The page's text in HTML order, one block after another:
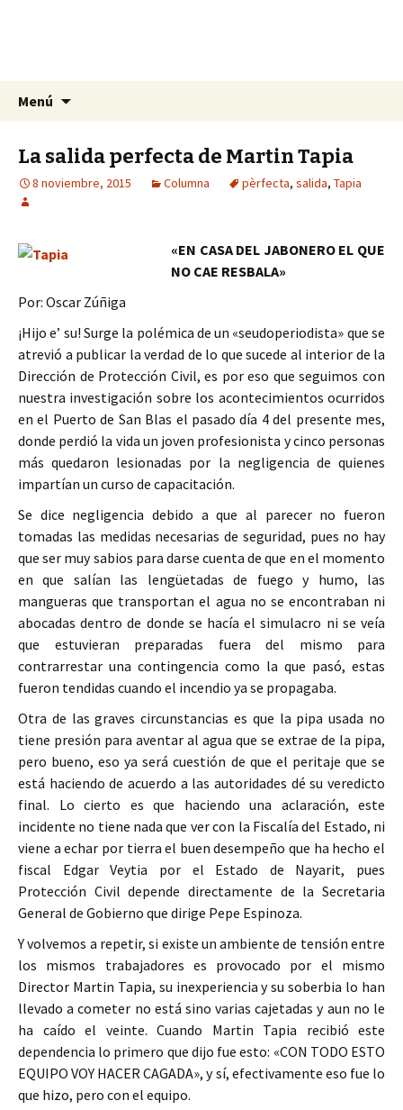
La Yunta de Tepic
La nueva opción en información
Menú
La salida perfecta de Martin Tapia
8 noviembre, 2015 Columna pèrfecta, salida, Tapia
«EN CASA DEL JABONERO EL QUE
NO CAE RESBALA»
Por: Oscar Zúñiga
¡Hijo e’ su! Surge la polémica de un «seudoperiodista» que se
atrevió a publicar la verdad de lo que sucede al interior de la
Dirección de Protección Civil, es por eso que seguimos con
nuestra investigación sobre los acontecimientos ocurridos
en el Puerto de San Blas el pasado día 4 del presente mes,
donde perdió la vida un joven profesionista y cinco personas
más quedaron lesionadas por la negligencia de quienes
impartían un curso de capacitación.
Se dice negligencia debido a que al parecer no fueron
tomadas las medidas necesarias de seguridad, pues no hay
que ser muy sabios para darse cuenta de que en el momento
en que salían las lengüetadas de fuego y humo, las
mangueras que transportan el agua no se encontraban ni
abocadas dentro de donde se hacía el simulacro ni se veía
que estuvieran preparadas fuera del mismo para
contrarrestar una contingencia como la que pasó, estas
fueron tendidas cuando el incendio ya se propagaba.
Otra de las graves circunstancias es que la pipa usada no
tiene presión para aventar al agua que se extrae de la pipa,
pero bueno, eso ya será cuestión de que el peritaje que se
está haciendo de acuerdo a las autoridades dé su veredicto
final. Lo cierto es que haciendo una aclaración, este
incidente no tiene nada que ver con la Fiscalía del Estado, ni
viene a echar por tierra el buen desempeño que ha hecho el
fiscal Edgar Veytia por el Estado de Nayarit, pues
Protección Civil depende directamente de la Secretaria
General de Gobierno que dirige Pepe Espinoza.
Y volvemos a repetir, si existe un ambiente de tensión entre
los mismos trabajadores es provocado por el mismo
Director Martin Tapia, su inexperiencia y su soberbia lo han
llevado a cometer no está sino varias cajetadas y aun no le
ha caído el veinte. Cuando Martin Tapia recibió este
dependencia lo primero que dijo fue esto: «CON TODO ESTO
EQUIPO VOY HACER CAGADA», y sí, efectivamente eso fue lo
que hizo, pero con el equipo.